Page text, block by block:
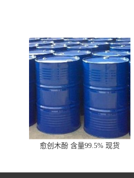
愈创木酚 含量99.5% 现货